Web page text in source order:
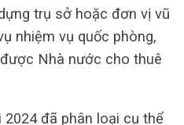
trụ sở hoặc đơn vị vũ
nhiệm vụ quốc phòng,
Nhà nước cho thuê
đã phân loại cụ thể